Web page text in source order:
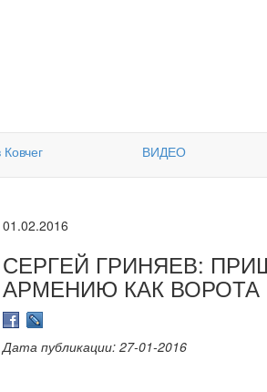
ВИДЕО
01.02.2016
СЕРГЕЙ ГРИНЯЕВ:
АРМЕНИЮ КАК
Дата публикации: 27-01-2016